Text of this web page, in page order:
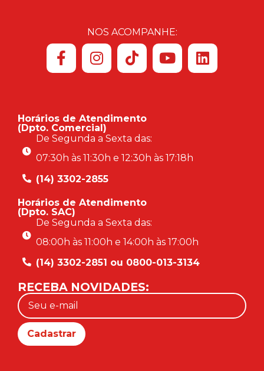
NOS ACOMPANHE:
Horários de Atendimento
(Dpto. Comercial)
De Segunda a Sexta das:
07:30h às 11:30h e 12:30h às 17:18h
(14) 3302-2855
Horários de Atendimento
(Dpto. SAC)
De Segunda a Sexta das:
08:00h às 11:00h e 14:00h às 17:00h
(14) 3302-2851 ou 0800-013-3134
RECEBA NOVIDADES: